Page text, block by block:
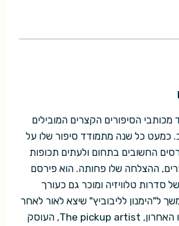
מכותבי הסיפורים הקצרים המובילים
כמעט כל שנה מתמודד סיפור שלו על
החשובים בתחום ולעתים תכופות
ההצלחה שלו פחותה. הוא פירסם
סדרות טלוויזיה ומוכר גם כעורך
ל"הימנון לליבוביץ" שיצא לאור לאחר
מות המחבר. ספרו האחרון, The pickup artist, העוסק